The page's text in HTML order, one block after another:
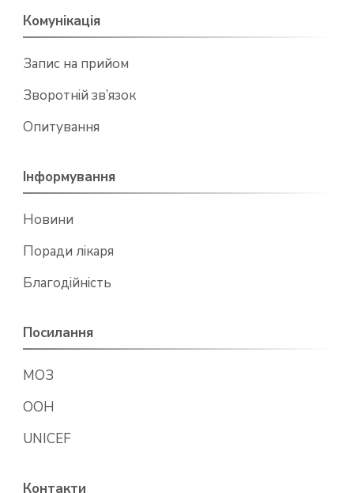
Комунікація
Запис на прийом
Зворотній зв’язок
Опитування
Інформування
Новини
Поради лікаря
Благодійність
Посилання
МОЗ
ООН
UNICEF
Контакти